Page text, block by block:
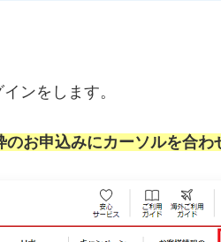
ンをします。
お申込みにカーソルを合わ